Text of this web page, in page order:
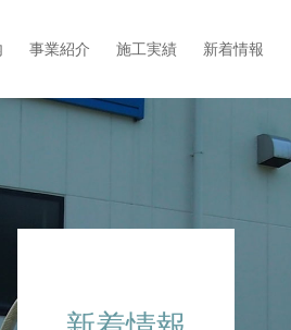
事業紹介 施工実績 新着情報